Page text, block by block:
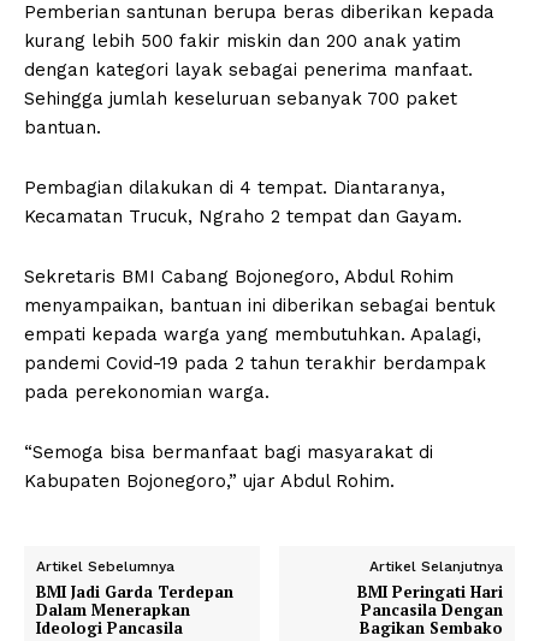
Pemberian santunan berupa beras diberikan kepada
kurang lebih 500 fakir miskin dan 200 anak yatim
dengan kategori layak sebagai penerima manfaat.
Sehingga jumlah keseluruan sebanyak 700 paket
bantuan.
Pembagian dilakukan di 4 tempat. Diantaranya,
Kecamatan Trucuk, Ngraho 2 tempat dan Gayam.
Sekretaris BMI Cabang Bojonegoro, Abdul Rohim
menyampaikan, bantuan ini diberikan sebagai bentuk
empati kepada warga yang membutuhkan. Apalagi,
pandemi Covid-19 pada 2 tahun terakhir berdampak
pada perekonomian warga.
“Semoga bisa bermanfaat bagi masyarakat di
Kabupaten Bojonegoro,” ujar Abdul Rohim.
Artikel Sebelumnya
BMI Jadi Garda Terdepan
Dalam Menerapkan
Ideologi Pancasila
Artikel Selanjutnya
BMI Peringati Hari
Pancasila Dengan
Bagikan Sembako